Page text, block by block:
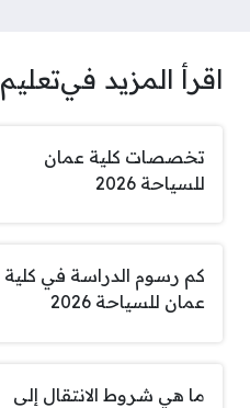
اقرأ المزيد فيتعليم
تخصصات كلية عمان
للسياحة 2026
كم رسوم الدراسة في كلية
عمان للسياحة 2026
ما هي شروط الانتقال إلى